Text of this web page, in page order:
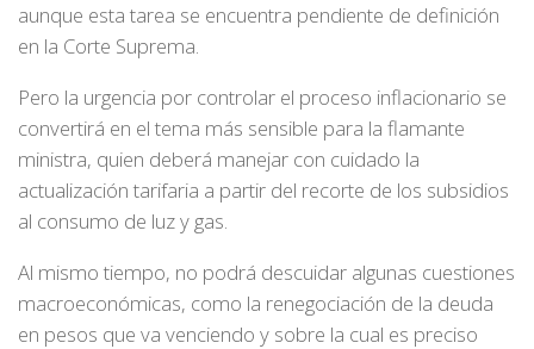
aunque esta tarea se encuentra pendiente de definición
en la Corte Suprema.
Pero la urgencia por controlar el proceso inflacionario se
convertirá en el tema más sensible para la flamante
ministra, quien deberá manejar con cuidado la
actualización tarifaria a partir del recorte de los subsidios
al consumo de luz y gas.
Al mismo tiempo, no podrá descuidar algunas cuestiones
macroeconómicas, como la renegociación de la deuda
en pesos que va venciendo y sobre la cual es preciso